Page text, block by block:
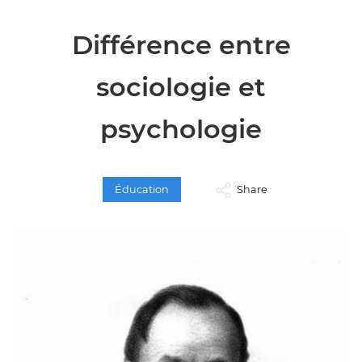
Différence entre
sociologie et
psychologie
Éducation Share